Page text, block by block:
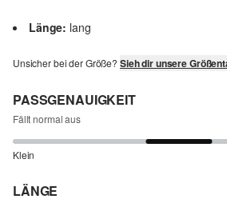
Länge: lang
Unsicher bei der Größe? Sieh dir unsere
PASSGENAUIGKEIT
Fällt normal aus
Klein
LÄNGE